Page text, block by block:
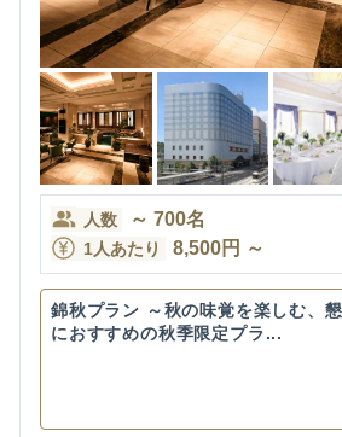
人数 ～ 700名
1人あたり 8,500円 ～
錦秋プラン ～秋の味覚を楽しむ、
におすすめの秋季限定プラ...